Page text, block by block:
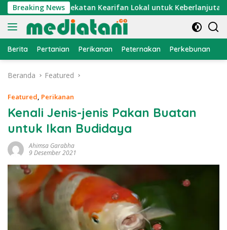
Langsung
ke
konten
Breaking News
: Pendekatan Kearifan Lokal untuk Keberlanjutan
Berita Pertanian Perikanan Peternakan Perkebunan
Beranda Featured
Featured, Perikanan
Kenali Jenis-jenis Pakan Buatan
untuk Ikan Budidaya
Ahimsa Garabha
9 Desember 2021